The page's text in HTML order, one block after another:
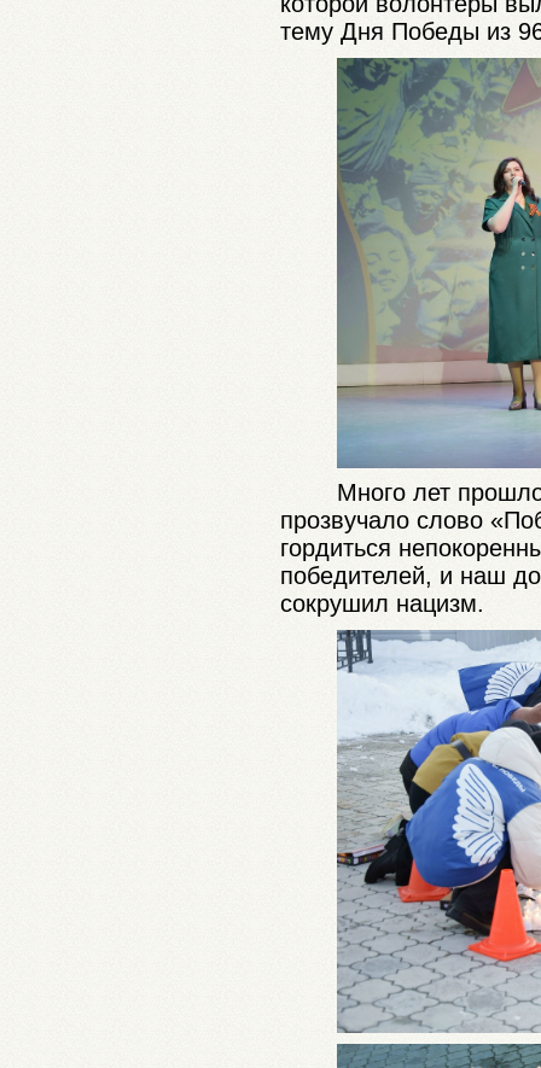
тему Дня Победы из
Много лет
прозвучало слово
гордиться
победителей, и наш
сокрушил нацизм.